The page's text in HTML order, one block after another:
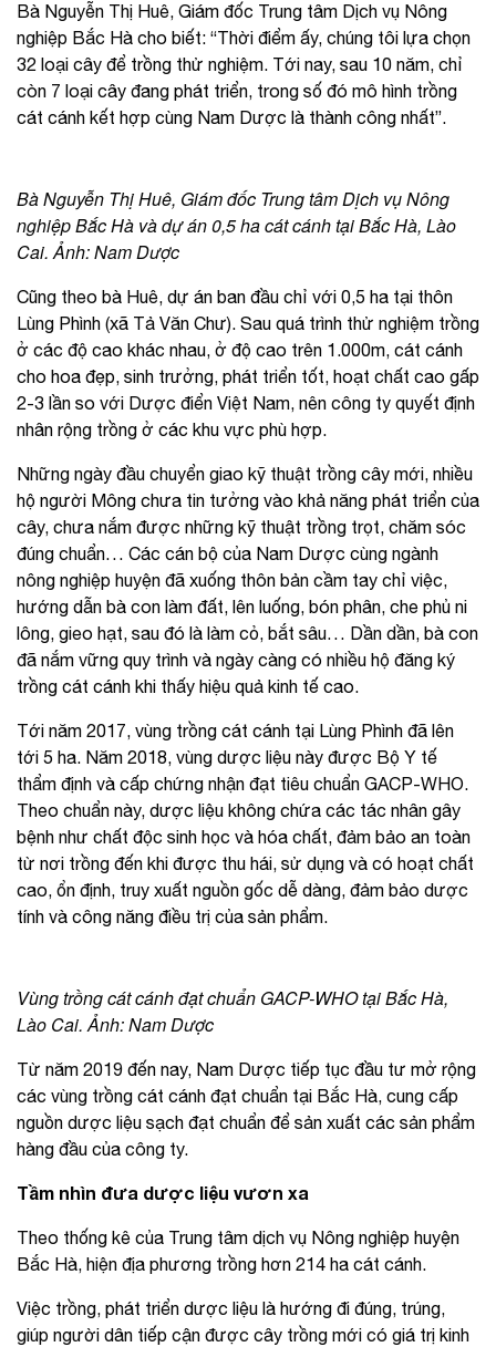
Bà Nguyễn Thị Huê, Giám đốc Trung tâm Dịch vụ Nông
nghiệp Bắc Hà cho biết: “Thời điểm ấy, chúng tôi lựa chọn
32 loại cây để trồng thử nghiệm. Tới nay, sau 10 năm, chỉ
còn 7 loại cây đang phát triển, trong số đó mô hình trồng
cát cánh kết hợp cùng Nam Dược là thành công nhất”.
Bà Nguyễn Thị Huê, Giám đốc Trung tâm Dịch vụ Nông
nghiệp Bắc Hà và dự án 0,5 ha cát cánh tại Bắc Hà, Lào
Cai. Ảnh: Nam Dược
Cũng theo bà Huê, dự án ban đầu chỉ với 0,5 ha tại thôn
Lùng Phình (xã Tả Văn Chư). Sau quá trình thử nghiệm trồng
ở các độ cao khác nhau, ở độ cao trên 1.000m, cát cánh
cho hoa đẹp, sinh trưởng, phát triển tốt, hoạt chất cao gấp
2-3 lần so với Dược điển Việt Nam, nên công ty quyết định
nhân rộng trồng ở các khu vực phù hợp.
Những ngày đầu chuyển giao kỹ thuật trồng cây mới, nhiều
hộ người Mông chưa tin tưởng vào khả năng phát triển của
cây, chưa nắm được những kỹ thuật trồng trọt, chăm sóc
đúng chuẩn… Các cán bộ của Nam Dược cùng ngành
nông nghiệp huyện đã xuống thôn bản cầm tay chỉ việc,
hướng dẫn bà con làm đất, lên luống, bón phân, che phủ ni
lông, gieo hạt, sau đó là làm cỏ, bắt sâu… Dần dần, bà con
đã nắm vững quy trình và ngày càng có nhiều hộ đăng ký
trồng cát cánh khi thấy hiệu quả kinh tế cao.
Tới năm 2017, vùng trồng cát cánh tại Lùng Phình đã lên
tới 5 ha. Năm 2018, vùng dược liệu này được Bộ Y tế
thẩm định và cấp chứng nhận đạt tiêu chuẩn GACP-WHO.
Theo chuẩn này, dược liệu không chứa các tác nhân gây
bệnh như chất độc sinh học và hóa chất, đảm bảo an toàn
từ nơi trồng đến khi được thu hái, sử dụng và có hoạt chất
cao, ổn định, truy xuất nguồn gốc dễ dàng, đảm bảo dược
tính và công năng điều trị của sản phẩm.
Vùng trồng cát cánh đạt chuẩn GACP-WHO tại Bắc Hà,
Lào Cai. Ảnh: Nam Dược
Từ năm 2019 đến nay, Nam Dược tiếp tục đầu tư mở rộng
các vùng trồng cát cánh đạt chuẩn tại Bắc Hà, cung cấp
nguồn dược liệu sạch đạt chuẩn để sản xuất các sản phẩm
hàng đầu của công ty.
Tầm nhìn đưa dược liệu vươn xa
Theo thống kê của Trung tâm dịch vụ Nông nghiệp huyện
Bắc Hà, hiện địa phương trồng hơn 214 ha cát cánh.
Việc trồng, phát triển dược liệu là hướng đi đúng, trúng,
giúp người dân tiếp cận được cây trồng mới có giá trị kinh